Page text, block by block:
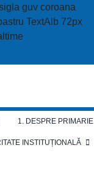
1. DESPRE PRIMARIE
INSTITUȚIONALĂ